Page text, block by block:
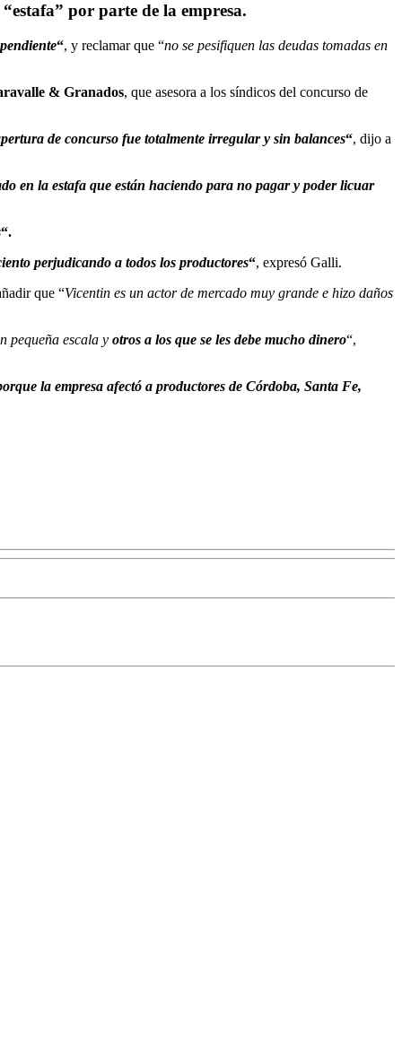
por parte de la empresa.
“, y reclamar que “no se pesifiquen las deudas tomadas en
& Granados, que asesora a los síndicos del concurso de
de concurso fue totalmente irregular y sin balances“, dijo a
en la estafa que están haciendo para no pagar y poder licuar
“.
perjudicando a todos los productores“, expresó Galli.
que “Vicentin es un actor de mercado muy grande e hizo daños
pequeña escala y otros a los que se les debe mucho dinero“,
la empresa afectó a productores de Córdoba, Santa Fe,